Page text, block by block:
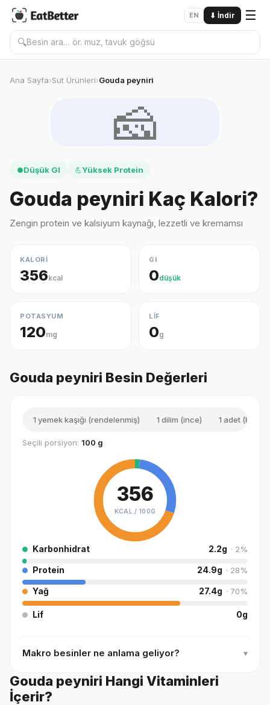
EN ⬇ İndir ☰
🔍
Ana Sayfa›Süt Ürünleri›Gouda peyniri
🧀
●Düşük GI 💪Yüksek Protein
Gouda peyniri Kaç Kalori?
Zengin protein ve kalsiyum kaynağı, lezzetli ve kremamsı
KALORİ
356kcal
GI
0düşük
POTASYUM
120mg
LİF
0g
Gouda peyniri Besin Değerleri
1 yemek kaşığı (rendelenmiş) 1 dilim (ince) 1 adet (küçük)
Seçili porsiyon: 100 g
356
KCAL / 100G
Karbonhidrat 2.2g · 2%
Protein 24.9g · 28%
Yağ 27.4g · 70%
Lif 0g
Makro besinler ne anlama geliyor? ▾
Gouda peyniri Hangi Vitaminleri
İçerir?